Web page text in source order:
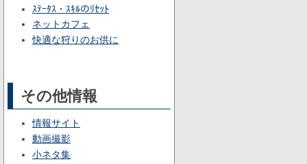
ｽﾃｰﾀｽ・ｽｷﾙのﾘｾｯﾄ
ネットカフェ
快適な狩りのお供に
その他情報
情報サイト
動画撮影
小ネタ集